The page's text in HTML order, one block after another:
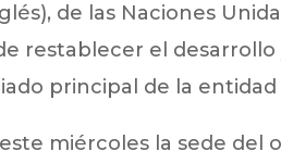
de las Naciones
restablecer el
principal de la
miércoles la sede